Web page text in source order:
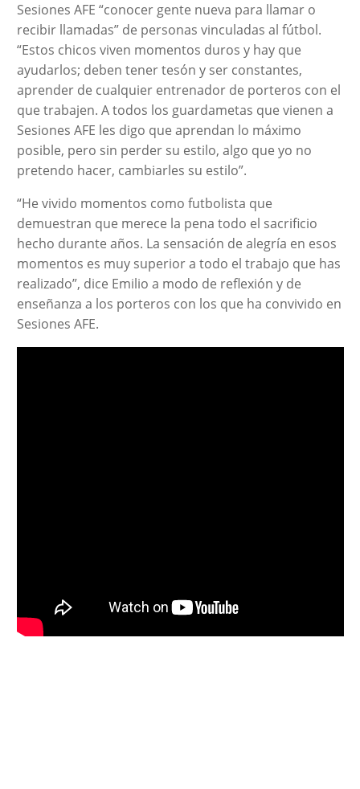
Sesiones AFE “conocer gente nueva para llamar o
recibir llamadas” de personas vinculadas al fútbol.
“Estos chicos viven momentos duros y hay que
ayudarlos; deben tener tesón y ser constantes,
aprender de cualquier entrenador de porteros con el
que trabajen. A todos los guardametas que vienen a
Sesiones AFE les digo que aprendan lo máximo
posible, pero sin perder su estilo, algo que yo no
pretendo hacer, cambiarles su estilo”.
“He vivido momentos como futbolista que
demuestran que merece la pena todo el sacrificio
hecho durante años. La sensación de alegría en esos
momentos es muy superior a todo el trabajo que has
realizado”, dice Emilio a modo de reflexión y de
enseñanza a los porteros con los que ha convivido en
Sesiones AFE.